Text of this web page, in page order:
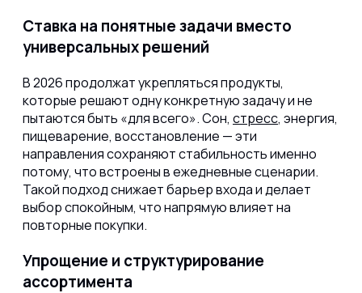
Ставка на понятные задачи вместо
универсальных решений
В 2026 продолжат укрепляться продукты,
которые решают одну конкретную задачу и не
пытаются быть «для всего». Сон, стресс, энергия,
пищеварение, восстановление — эти
направления сохраняют стабильность именно
потому, что встроены в ежедневные сценарии.
Такой подход снижает барьер входа и делает
выбор спокойным, что напрямую влияет на
повторные покупки.
Упрощение и структурирование
ассортимента